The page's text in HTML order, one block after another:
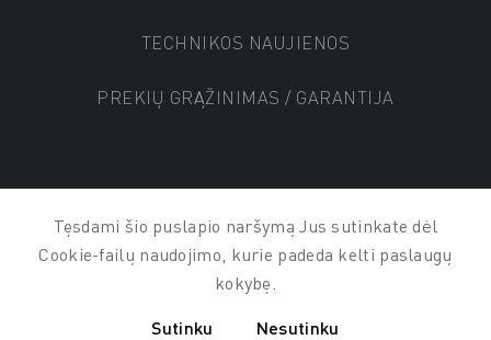
Tęsdami šio puslapio naršymą Jus sutinkate dėl
Cookie-failų naudojimo, kurie padeda kelti paslaugų
kokybę.
Sutinku
Nesutinku
TECHNIKOS NAUJIENOS
PREKIŲ GRĄŽINIMAS / GARANTIJA
© AUTO KADA 2025